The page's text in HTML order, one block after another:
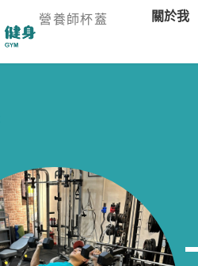
營養師杯蓋 關於我